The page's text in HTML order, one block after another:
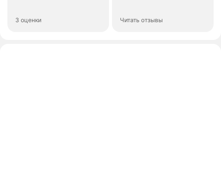
3 оценки Читать отзывы